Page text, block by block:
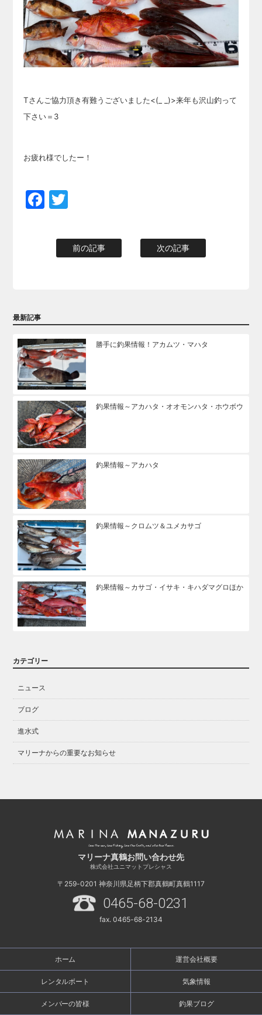
Tさんご協力頂き有難うございました<(_ _)>来年も沢山釣って
下さい＝3
お疲れ様でしたー！
Facebook
前の記事 次の記事
最新記事
勝手に釣果情報！アカムツ・マハタ
釣果情報～アカハタ・オオモンハタ・ホウボウ
釣果情報～アカハタ
釣果情報～クロムツ＆ユメカサゴ
釣果情報～カサゴ・イサキ・キハダマグロほか
カテゴリー
ニュース
ブログ
進水式
マリーナからの重要なお知らせ
マリーナ真鶴お問い合わせ先
株式会社ユニマットプレシャス
〒259-0201 神奈川県足柄下郡真鶴町真鶴1117
0465-68-0231
fax. 0465-68-2134
ホーム 運営会社概要
レンタルボート 気象情報
メンバーの皆様 釣果ブログ